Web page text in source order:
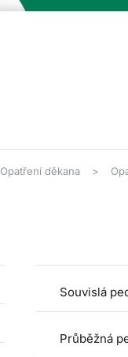
Opatření děkana
Souvislá
Průběžná